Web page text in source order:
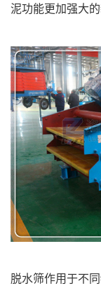
泥功能更加强大
脱水筛作用于不